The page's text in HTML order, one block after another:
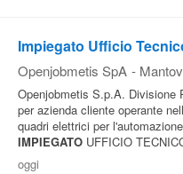
Impiegato Ufficio
Openjobmetis SpA -
Openjobmetis S.p.A. Divisione
per azienda cliente operante
quadri elettrici per
IMPIEGATO UFFICIO
oggi